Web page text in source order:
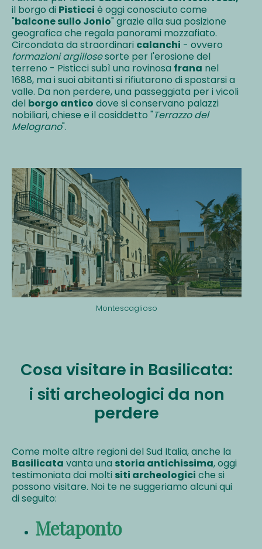
il borgo di Pisticci è oggi conosciuto come
"balcone sullo Jonio" grazie alla sua posizione
geografica che regala panorami mozzafiato.
Circondata da straordinari calanchi - ovvero
formazioni argillosesorte per l'erosione del
terreno - Pisticci subì una rovinosa frana nel
1688, ma i suoi abitanti si rifiutarono di spostarsi a
valle. Da non perdere, una passeggiata per i vicoli
del borgo antico dove si conservano palazzi
nobiliari, chiese e il cosiddetto "Terrazzo del
Melograno".
Montescaglioso
Cosa visitare in Basilicata:
i siti archeologici da non
perdere
Come molte altre regioni del Sud Italia, anche la
Basilicata vanta una storia antichissima, oggi
testimoniata dai molti siti archeologici che si
possono visitare. Noi te ne suggeriamo alcuni qui
di seguito:
Metaponto